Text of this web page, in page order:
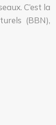
C’est la
(BBN),